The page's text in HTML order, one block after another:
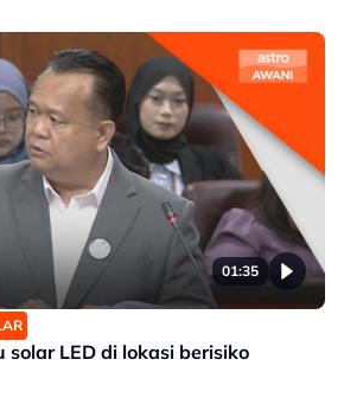
01:35
solar LED di lokasi berisiko